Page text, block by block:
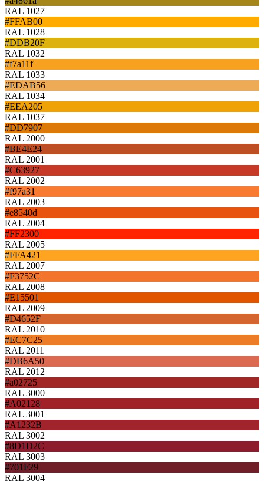
RAL 1027
#FFAB00
RAL 1028
#DDB20F
RAL 1032
#f7a11f
RAL 1033
#EDAB56
RAL 1034
#EEA205
RAL 1037
#DD7907
RAL 2000
#BE4E24
RAL 2001
#C63927
RAL 2002
#f97a31
RAL 2003
#e8540d
RAL 2004
#FF2300
RAL 2005
#FFA421
RAL 2007
#F3752C
RAL 2008
#E15501
RAL 2009
#D4652F
RAL 2010
#EC7C25
RAL 2011
#DB6A50
RAL 2012
#a02725
RAL 3000
#A02128
RAL 3001
#A1232B
RAL 3002
#8D1D2C
RAL 3003
#701F29
RAL 3004